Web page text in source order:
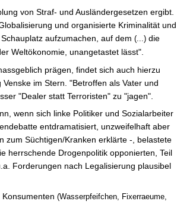
von Straf- und Ausländergesetzen ergibt.
und organisierte Kriminalität und
aufzumachen, auf dem (...) die
Weltökonomie, unangetastet lässt".
prägen, findet sich auch hierzu
im Stern. "Betroffen als Vater und
"Dealer statt Terroristen" zu "jagen".
wenn sich linke Politiker und Sozialarbeiter
entdramatisiert, unzweifelhaft aber
zum Süchtigen/Kranken erklärte -, belastete
herrschende Drogenpolitik opponierten, Teil
Forderungen nach Legalisierung plausibel
(Wasserpfeifchen, Fixerraeume,